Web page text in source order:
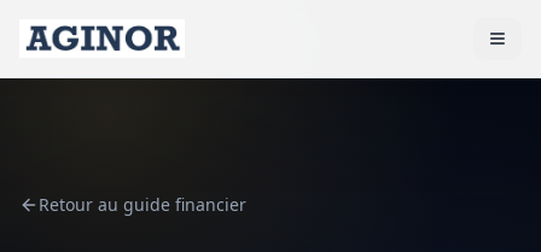
Retour au guide financier